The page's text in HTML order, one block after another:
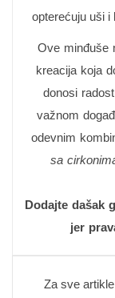
opterećuju uši i
Ove minđuše
kreacija koja
donosi
važnom
odevnim
sa
Dodajte dašak
jer
Za sve artikle